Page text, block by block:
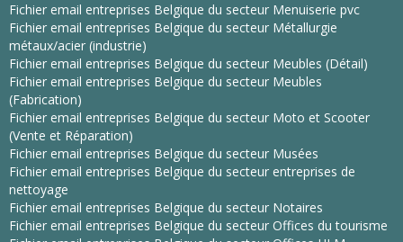
Fichier email entreprises Belgique du secteur Menuiserie pvc
Fichier email entreprises Belgique du secteur Métallurgie
métaux/acier (industrie)
Fichier email entreprises Belgique du secteur Meubles (Détail)
Fichier email entreprises Belgique du secteur Meubles
(Fabrication)
Fichier email entreprises Belgique du secteur Moto et Scooter
(Vente et Réparation)
Fichier email entreprises Belgique du secteur Musées
Fichier email entreprises Belgique du secteur entreprises de
nettoyage
Fichier email entreprises Belgique du secteur Notaires
Fichier email entreprises Belgique du secteur Offices du tourisme